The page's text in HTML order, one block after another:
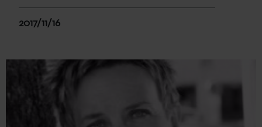
2017/11/16